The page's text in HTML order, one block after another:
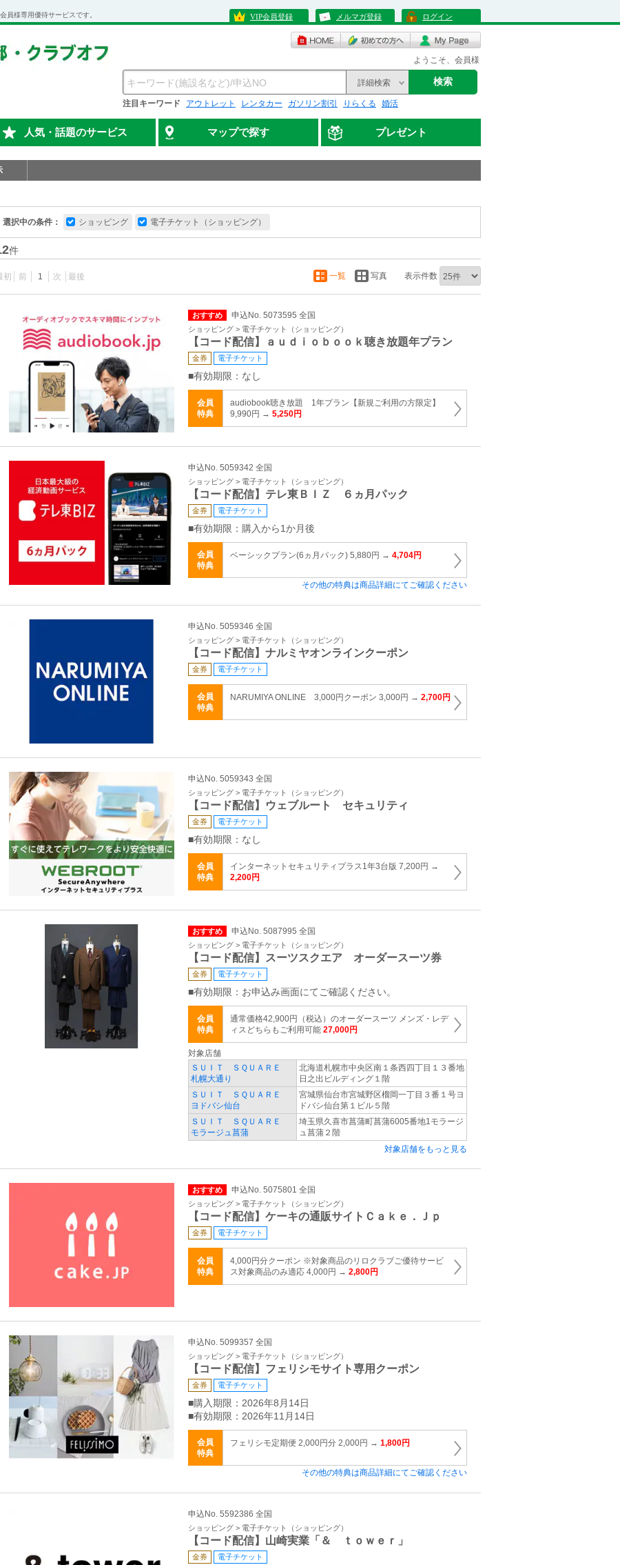
会員様専用優待サービスです。 VIP会員登録 メルマガ登録 ログイン
ようこそ、会員様
詳細検索 検索
注目キーワード アウトレット レンタカー ガソリン割引 りらくる 婚活
人気・話題のサービス マップで探す プレゼント
選択中の条件： ショッピング 電子チケット（ショッピング）
件
初 前 1 次 最後 一覧 写真 表示件数
おすすめ 申込No. 5073595 全国
ショッピング > 電子チケット（ショッピング）
【コード配信】ａｕｄｉｏｂｏｏｋ聴き放題年プラン
金券 電子チケット
■有効期限：なし
会員
特典
audiobook聴き放題 1年プラン【新規ご利用の方限定】
9,990円 → 5,250円
申込No. 5059342 全国
ショッピング > 電子チケット（ショッピング）
【コード配信】テレ東ＢＩＺ ６ヵ月パック
金券 電子チケット
■有効期限：購入から1か月後
会員
特典
ベーシックプラン(6ヵ月パック) 5,880円 → 4,704円
その他の特典は商品詳細にてご確認ください
申込No. 5059346 全国
ショッピング > 電子チケット（ショッピング）
【コード配信】ナルミヤオンラインクーポン
金券 電子チケット
会員
特典
NARUMIYA ONLINE 3,000円クーポン 3,000円 → 2,700円
申込No. 5059343 全国
ショッピング > 電子チケット（ショッピング）
【コード配信】ウェブルート セキュリティ
金券 電子チケット
■有効期限：なし
会員
特典
インターネットセキュリティプラス1年3台版 7,200円 →
2,200円
おすすめ 申込No. 5087995 全国
ショッピング > 電子チケット（ショッピング）
【コード配信】スーツスクエア オーダースーツ券
金券 電子チケット
■有効期限：お申込み画面にてご確認ください。
会員
特典
通常価格42,900円（税込）のオーダースーツ メンズ・レデ
ィスどちらもご利用可能 27,000円
対象店舗
ＳＵＩＴ ＳＱＵＡＲＥ
札幌大通り
北海道札幌市中央区南１条西四丁目１３番地
日之出ビルディング１階
ＳＵＩＴ ＳＱＵＡＲＥ
ヨドバシ仙台
宮城県仙台市宮城野区榴岡一丁目３番１号ヨ
ドバシ仙台第１ビル５階
ＳＵＩＴ ＳＱＵＡＲＥ
モラージュ菖蒲
埼玉県久喜市菖蒲町菖蒲6005番地1モラージ
ュ菖蒲２階
対象店舗をもっと見る
おすすめ 申込No. 5075801 全国
ショッピング > 電子チケット（ショッピング）
【コード配信】ケーキの通販サイトＣａｋｅ．Ｊｐ
金券 電子チケット
会員
特典
4,000円分クーポン ※対象商品のリロクラブご優待サービ
ス対象商品のみ適応 4,000円 → 2,800円
申込No. 5099357 全国
ショッピング > 電子チケット（ショッピング）
【コード配信】フェリシモサイト専用クーポン
金券 電子チケット
■購入期限：2026年8月14日
■有効期限：2026年11月14日
会員
特典
フェリシモ定期便 2,000円分 2,000円 → 1,800円
その他の特典は商品詳細にてご確認ください
申込No. 5592386 全国
ショッピング > 電子チケット（ショッピング）
【コード配信】山崎実業「＆ ｔｏｗｅｒ」
金券 電子チケット